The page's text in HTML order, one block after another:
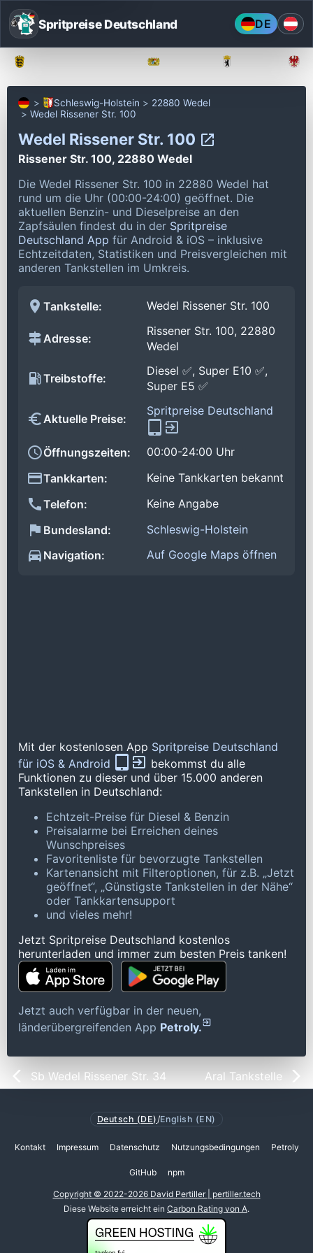
Spritpreise Deutschland DE
Schleswig-Holstein
22880 Wedel
Wedel Rissener Str. 100
Wedel Rissener Str. 100
Rissener Str. 100, 22880 Wedel
Die Wedel Rissener Str. 100 in 22880 Wedel hat
rund um die Uhr (00:00-24:00) geöffnet. Die
aktuellen Benzin- und Dieselpreise an den
Zapfsäulen findest du in der Spritpreise
Deutschland App für Android & iOS – inklusive
Echtzeitdaten, Statistiken und Preisvergleichen mit
anderen Tankstellen im Umkreis.
Tankstelle: Wedel Rissener Str. 100
Adresse:
Rissener Str. 100, 22880
Wedel
Treibstoffe:
Diesel ✅, Super E10 ✅,
Super E5 ✅
Aktuelle Preise:
Spritpreise Deutschland
Öffnungszeiten:
00:00-24:00 Uhr
Tankkarten:
Keine Tankkarten bekannt
Telefon:
Keine Angabe
Bundesland:
Schleswig-Holstein
Navigation:
Auf Google Maps öffnen
Mit der kostenlosen App Spritpreise Deutschland
für iOS & Android
bekommst du alle
Funktionen zu dieser und über 15.000 anderen
Tankstellen in Deutschland:
Echtzeit-Preise für Diesel & Benzin
Preisalarme bei Erreichen deines
Wunschpreises
Favoritenliste für bevorzugte Tankstellen
Kartenansicht mit Filteroptionen, für z.B. „Jetzt
geöffnet“, „Günstigste Tankstellen in der Nähe“
oder Tankkartensupport
und vieles mehr!
Jetzt Spritpreise Deutschland kostenlos
herunterladen und immer zum besten Preis tanken!
Jetzt auch verfügbar in der neuen,
länderübergreifenden App Petroly.
Sb Wedel Rissener Str. 34 Aral Tankstelle
Deutsch (DE) /English (EN)
Kontakt Impressum Datenschutz Nutzungsbedingungen Petroly
GitHub npm
Copyright © 2022-2026 David Pertiller | pertiller.tech
Diese Website erreicht ein Carbon Rating von A.